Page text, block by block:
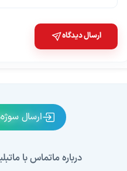
ارسال دیدگاه
ارسال
درباره ماتماس با ما